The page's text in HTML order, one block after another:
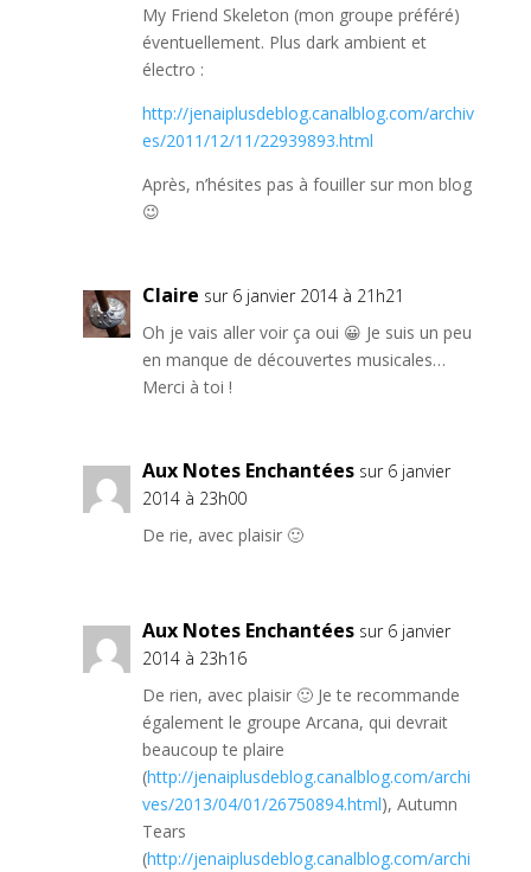
My Friend Skeleton (mon groupe préféré)
éventuellement. Plus dark ambient et
électro :
http://jenaiplusdeblog.canalblog.com/archiv
es/2011/12/11/22939893.html
Après, n’hésites pas à fouiller sur mon blog
😉
Claire sur 6 janvier 2014 à 21h21
Oh je vais aller voir ça oui 😀 Je suis un peu
en manque de découvertes musicales…
Merci à toi !
Aux Notes Enchantées sur 6 janvier
2014 à 23h00
De rie, avec plaisir 🙂
Aux Notes Enchantées sur 6 janvier
2014 à 23h16
De rien, avec plaisir 🙂 Je te recommande
également le groupe Arcana, qui devrait
beaucoup te plaire
(http://jenaiplusdeblog.canalblog.com/archi
ves/2013/04/01/26750894.html), Autumn
Tears
(http://jenaiplusdeblog.canalblog.com/archi